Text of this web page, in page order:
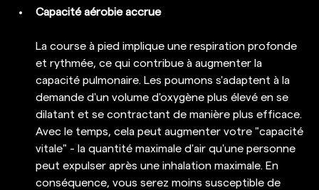
Capacité aérobie accrue
La course à pied implique une respiration profonde
et rythmée, ce qui contribue à augmenter la
capacité pulmonaire. Les poumons s'adaptent à la
demande d'un volume d'oxygène plus élevé en se
dilatant et se contractant de manière plus efficace.
Avec le temps, cela peut augmenter votre "capacité
vitale" - la quantité maximale d'air qu'une personne
peut expulser après une inhalation maximale. En
conséquence, vous serez moins susceptible de